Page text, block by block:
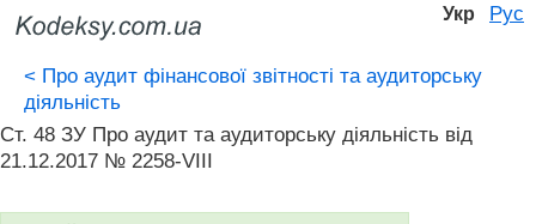
Укр Рус
< Про аудит фінансової звітності та аудиторську
діяльність
Ст. 48 ЗУ Про аудит та аудиторську діяльність від
21.12.2017 № 2258-VIII